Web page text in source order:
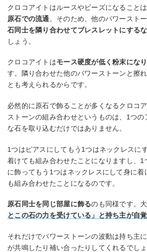
クロコアイトはルースやビーズになることは
原石での流通 。そのため、他のパワースト
石同士を隣り合わせてブレスレットにする
しょう。
クロコアイトはモース硬度が低く粉末にな
す。隣り合わせた他のパワーストーンと擦
とも考えられるからです。
必然的に原石で飾ることが多くなるクロコ
ストーンの組み合わせというものは、1つの
な石を取り込むだけではありません。
1つはピアスにしてもう1つはネックレスに
着けても組み合わせたことになりますし、1
に飾ってもう1つはネックレスにして身に
も組み合わせたことになるのです。
原石同士を同じ部屋に飾るのも同様です。大
とこの石の力を受けている」と持ち主が自
それだけでパワーストーンの波動は持ち主
が共鳴したり補い合ったりしてくれるでしょ